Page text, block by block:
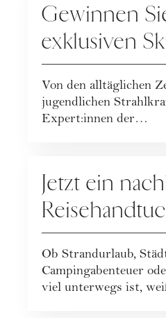
Gewinnen
exklusiven
Packages der
UR!
Von den alltäglichen
jugendlichen
Expert:innen der
Jetzt ein
Buvanha
Ob Strandurlaub,
Campingabenteuer
viel unterwegs ist,